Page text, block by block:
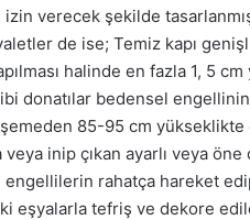
verecek şekilde
de ise; Temiz kapı
halinde en fazla 1, 5
donatılar bedensel
85-95 cm
veya inip çıkan ayarlı veya
engellilerin rahatça hareket
eşyalarla tefriş ve dekore